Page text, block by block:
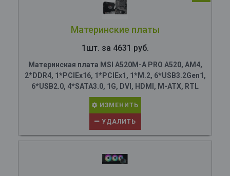
Материнские платы
1шт. за 4631 руб.
Материнская плата MSI A520M-A PRO A520, AM4,
2*DDR4, 1*PCIEx16, 1*PCIEx1, 1*M.2, 6*USB3.2Gen1,
6*USB2.0, 4*SATA3.0, 1G, DVI, HDMI, M-ATX, RTL
ИЗМЕНИТЬ
УДАЛИТЬ